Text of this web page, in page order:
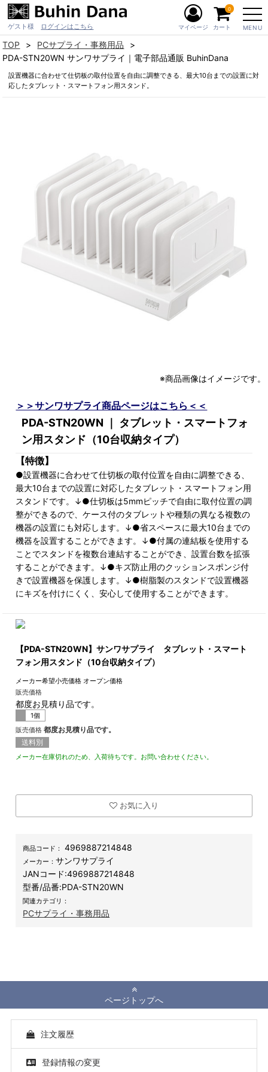
ゲスト様 ログインはこちら MENU
マイページ カート
0
TOP
PCサプライ・事務用品
PDA-STN20WN サンワサプライ｜電子部品通販 BuhinDana
設置機器に合わせて仕切板の取付位置を自由に調整できる、最大10台までの設置に対
応したタブレット・スマートフォン用スタンド。
※商品画像はイメージです。
＞＞サンワサプライ商品ページはこちら＜＜
PDA-STN20WN ｜ タブレット・スマートフォ
ン用スタンド（10台収納タイプ）
【特徴】
●設置機器に合わせて仕切板の取付位置を自由に調整できる、
最大10台までの設置に対応したタブレット・スマートフォン用
スタンドです。↓●仕切板は5mmピッチで自由に取付位置の調
整ができるので、ケース付のタブレットや種類の異なる複数の
機器の設置にも対応します。↓●省スペースに最大10台までの
機器を設置することができます。↓●付属の連結板を使用する
ことでスタンドを複数台連結することができ、設置台数を拡張
することができます。↓●キズ防止用のクッションスポンジ付
きで設置機器を保護します。↓●樹脂製のスタンドで設置機器
にキズを付けにくく、安心して使用することができます。
【PDA-STN20WN】サンワサプライ タブレット・スマート
フォン用スタンド（10台収納タイプ）
メーカー希望小売価格 オープン価格
販売価格
都度お見積り品です。
1個
販売価格 都度お見積り品です。
送料別
メーカー在庫切れのため、入荷待ちです。お問い合わせください。
お気に入り
商品コード： 4969887214848
メーカー：サンワサプライ
JANコード:4969887214848
型番/品番:PDA-STN20WN
関連カテゴリ：
PCサプライ・事務用品
ページトップへ
注文履歴
登録情報の変更